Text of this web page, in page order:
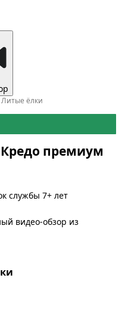
Литые ёлки
Кредо премиум
службы 7+ лет
видео-обзор из